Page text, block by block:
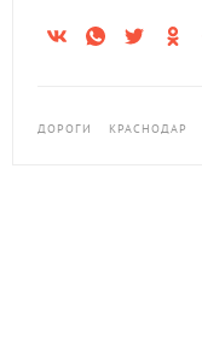
ДОРОГИ КРАСНОДАР